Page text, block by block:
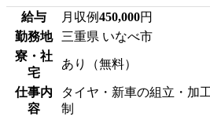
給与 月収例450,000円
勤務地
三重県 いなべ市
寮・社
宅
あり（無料）
仕事内
容
タイヤ・新車の組立・加
制